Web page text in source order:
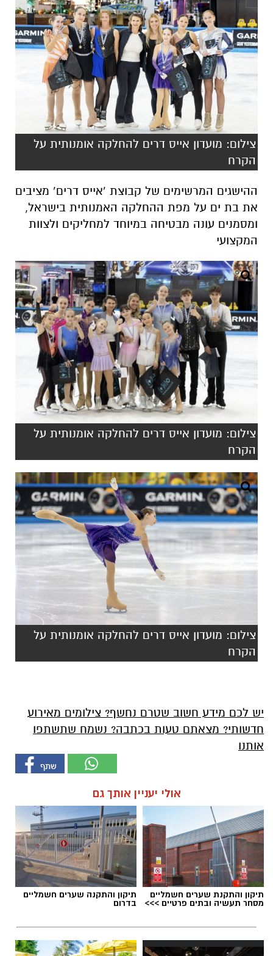
‎צילום: מועדון אייס דרים להחלקה אומנותית על
הקרח
ההישגים המרשימים של קבוצת ‘אייס דרים’ מציבים
את בת ים על מפת ההחלקה האמנותית בישראל,
ומסמנים עונה מבטיחה במיוחד למחליקים ולצוות
המקצועי
‎צילום: מועדון אייס דרים להחלקה אומנותית על
הקרח
‎צילום: מועדון אייס דרים להחלקה אומנותית על
הקרח
יש לכם מידע חשוב שטרם נחשף? צילומים מאירוע
חדשותי? מצאתם טעות בכתבה? נשמח שתשתפו
אותנו
אולי יעניין אותך גם
תיקון והתקנת שערים חשמליים
מסחר תעשיה ובתים פרטיים >>>
תיקון והתקנה שערים חשמליים
בדרום